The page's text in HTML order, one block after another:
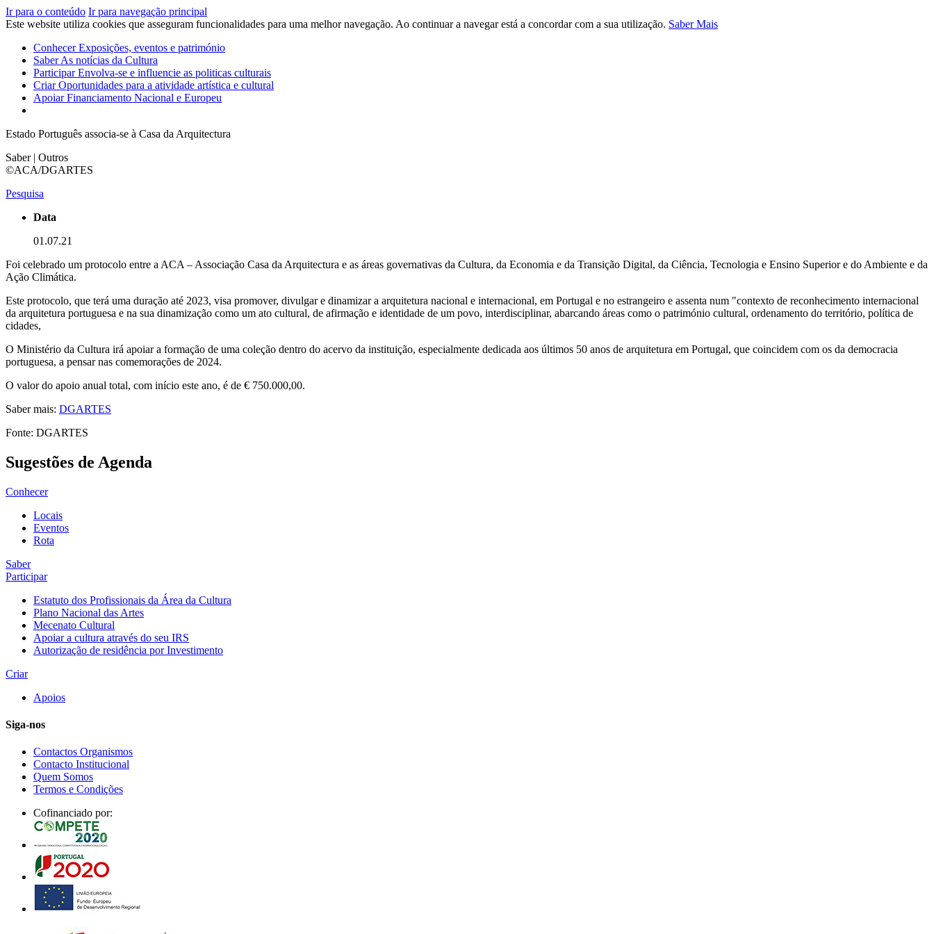
Ir para o conteúdo Ir para navegação principal
Este website utiliza cookies que asseguram funcionalidades para uma melhor navegação. Ao continuar a navegar está a concordar com a sua utilização. Saber Mais
ConhecerExposições, eventos e património
SaberAs notícias da Cultura
ParticiparEnvolva-se e influencie as politicas culturais
CriarOportunidades para a atividade artística e cultural
ApoiarFinanciamento Nacional e Europeu
Estado Português associa-se à Casa da Arquitectura
Saber | Outros
©ACA/DGARTES
Pesquisa
Data
01.07.21
Foi celebrado um protocolo entre a ACA – Associação Casa da Arquitectura e as áreas governativas da Cultura, da Economia e da Transição Digital, da Ciência, Tecnologia e Ensino Superior e do Ambiente e da
Ação Climática.
Este protocolo, que terá uma duração até 2023, visa promover, divulgar e dinamizar a arquitetura nacional e internacional, em Portugal e no estrangeiro e assenta num "contexto de reconhecimento internacional
da arquitetura portuguesa e na sua dinamização como um ato cultural, de afirmação e identidade de um povo, interdisciplinar, abarcando áreas como o património cultural, ordenamento do território, política de
cidades,
O Ministério da Cultura irá apoiar a formação de uma coleção dentro do acervo da instituição, especialmente dedicada aos últimos 50 anos de arquitetura em Portugal, que coincidem com os da democracia
portuguesa, a pensar nas comemorações de 2024.
O valor do apoio anual total, com início este ano, é de € 750.000,00.
Saber mais: DGARTES
Fonte: DGARTES
Sugestões de Agenda
Conhecer
Locais
Eventos
Rota
Saber
Participar
Estatuto dos Profissionais da Área da Cultura
Plano Nacional das Artes
Mecenato Cultural
Apoiar a cultura através do seu IRS
Autorização de residência por Investimento
Criar
Apoios
Siga-nos
Contactos Organismos
Contacto Institucional
Quem Somos
Termos e Condições
Cofinanciado por: